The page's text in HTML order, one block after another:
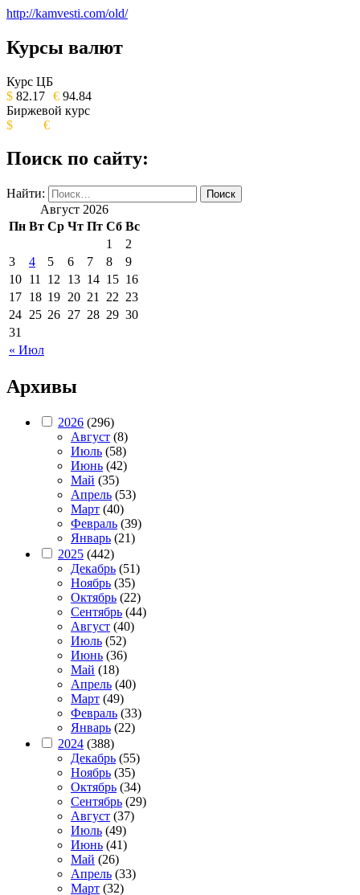
http://kamvesti.com/old/
ОБЩЕСТВЕННО-ПОЛИТИЧЕСКОЕ
ИЗДАНИЕ КАМЧАТСКОГО КРАЯ.
Курсы валют
Курс ЦБ
$ 82.17 € 94.84
Биржевой курс
$
€
Поиск по сайту:
Найти:
Август 2026
Пн Вт Ср Чт Пт Сб Вс
« Июл
1
2
3
4 5 6 7 8
9
10 11 12 13 14 15 16
17 18 19 20 21 22 23
24 25 26 27 28 29 30
31
Архивы
2026 (296)
Август (8)
Июль (58)
Июнь (42)
Май (35)
Апрель (53)
Март (40)
Февраль (39)
Январь (21)
2025 (442)
Декабрь (51)
Ноябрь (35)
Октябрь (22)
Сентябрь (44)
Август (40)
Июль (52)
Июнь (36)
Май (18)
Апрель (40)
Март (49)
Февраль (33)
Январь (22)
2024 (388)
Декабрь (55)
Ноябрь (35)
Октябрь (34)
Сентябрь (29)
Август (37)
Июль (49)
Июнь (41)
Май (26)
Апрель (33)
Март (32)